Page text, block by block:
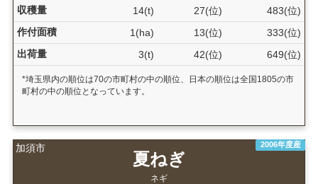
収穫量
14(t) 27(位)
483(位)
作付面積
1(ha) 13(位)
333(位)
出荷量
3(t) 42(位) 649(位)
*埼玉県内の順位は70の市町村の中の順位、日本の順位は全国1805の市
町村の中の順位となっています。
加須市 2006年度産
夏ねぎ
ネギ